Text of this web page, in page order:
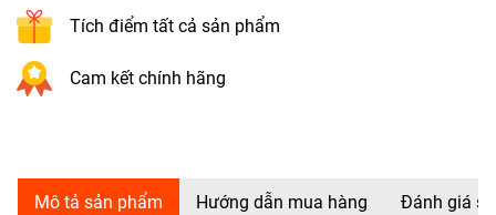
Tích điểm tất cả sản phẩm
Cam kết chính hãng
Mô tả sản phẩm Hướng dẫn mua hàng Đánh giá